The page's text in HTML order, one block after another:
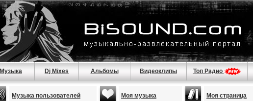
Музыка Dj Mixes Альбомы Видеоклипы Топ Радио
Музыка пользователей Моя музыка Моя страница